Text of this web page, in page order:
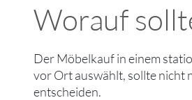
Worauf
Der Möbelkauf in einem
vor Ort auswählt, sollte nicht
entscheiden.